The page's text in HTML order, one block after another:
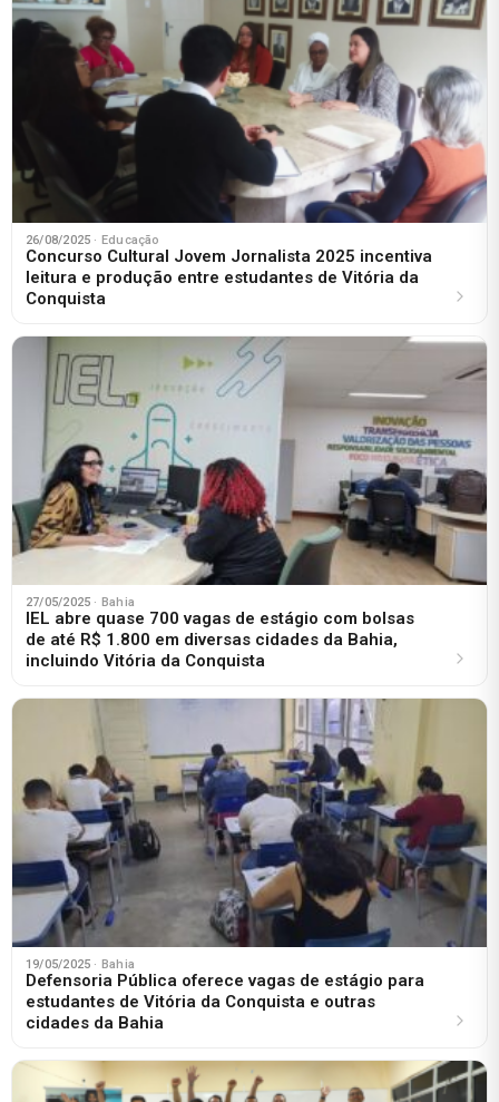
26/08/2025 · Educação
Concurso Cultural Jovem Jornalista 2025 incentiva
leitura e produção entre estudantes de Vitória da
Conquista
27/05/2025 · Bahia
IEL abre quase 700 vagas de estágio com bolsas
de até R$ 1.800 em diversas cidades da Bahia,
incluindo Vitória da Conquista
19/05/2025 · Bahia
Defensoria Pública oferece vagas de estágio para
estudantes de Vitória da Conquista e outras
cidades da Bahia